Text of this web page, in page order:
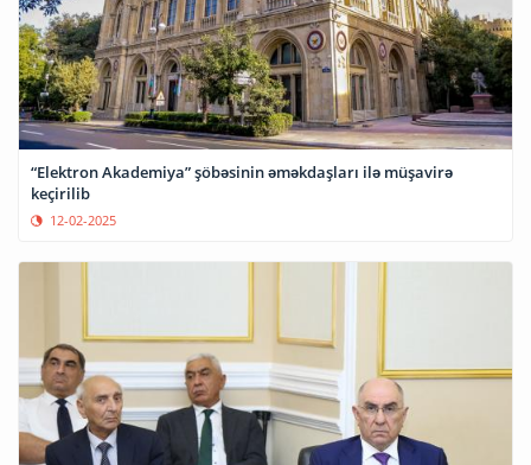
“Elektron Akademiya” şöbəsinin əməkdaşları ilə müşavirə
keçirilib
12-02-2025